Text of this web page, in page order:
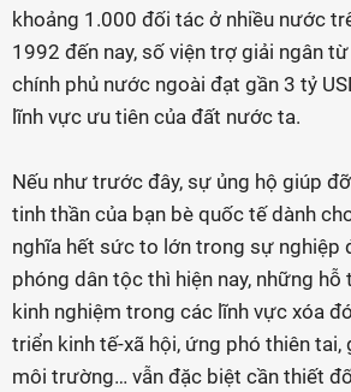
khoảng 1.000 đối tác ở nhiều nước
1992 đến nay, số viện trợ giải ngân
chính phủ nước ngoài đạt gần 3 tỷ
lĩnh vực ưu tiên của đất nước ta.
Nếu như trước đây, sự ủng hộ giúp
tinh thần của bạn bè quốc tế dành
nghĩa hết sức to lớn trong sự nghiệp
phóng dân tộc thì hiện nay, những hỗ
kinh nghiệm trong các lĩnh vực xóa
triển kinh tế-xã hội, ứng phó thiên tai,
môi trường… vẫn đặc biệt cần thiết